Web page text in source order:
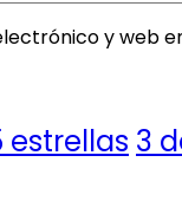
y web
estrellas 3